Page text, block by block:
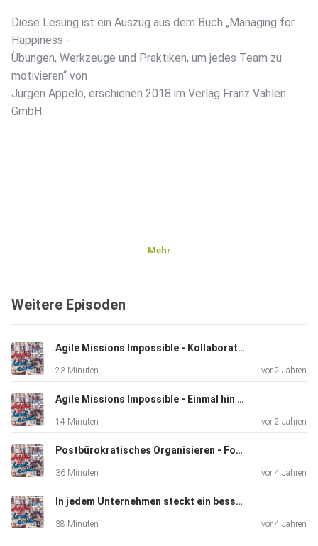
Diese Lesung ist ein Auszug aus dem Buch „Managing for
Happiness -
Übungen, Werkzeuge und Praktiken, um jedes Team zu
motivieren“ von
Jurgen Appelo, erschienen 2018 im Verlag Franz Vahlen
GmbH.
Mehr
Weitere Episoden
Agile Missions Impossible - Kollaboration fights Klimakrise - von Andrea Kuhfuß
23 Minuten vor 2 Jahren
Agile Missions Impossible - Einmal hin und weg - von Lisbeth Ott
14 Minuten vor 2 Jahren
Postbürokratisches Organisieren - Formen und Folgen agiler Arbeitsweise
36 Minuten vor 4 Jahren
In jedem Unternehmen steckt ein besseres - Ernst Weichselbaum
38 Minuten vor 4 Jahren